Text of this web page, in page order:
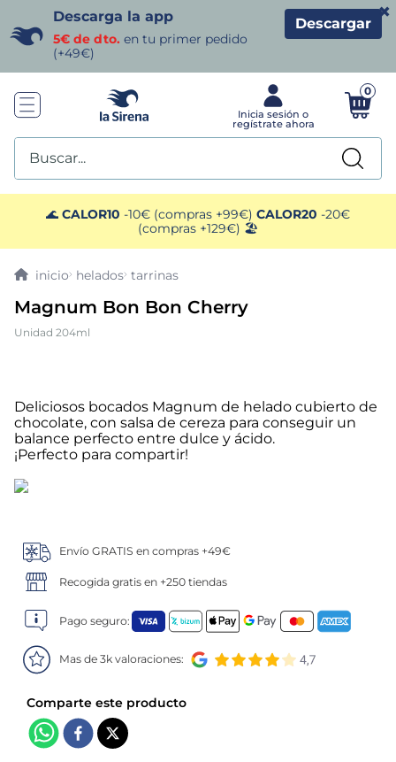
Descarga la app
5€ de dto. en tu primer pedido
(+49€)
Descargar
×
0
Buscar...
🌊 CALOR10 -10€ (compras +99€) CALOR20 -20€
(compras +129€) 🏖️
helados tarrinas
Magnum Bon Bon Cherry
Unidad 204ml
Deliciosos bocados Magnum de helado cubierto de
chocolate, con salsa de cereza para conseguir un
balance perfecto entre dulce y ácido.
¡Perfecto para compartir!
Envío GRATIS en compras +49€
Recogida gratis en +250 tiendas
Pago seguro:
Mas de 3k valoraciones:
TÉRMINOS MÁS BUSCADOS
1. helados sirena
3 patatas
5. verduras
8. gambon
. pollo